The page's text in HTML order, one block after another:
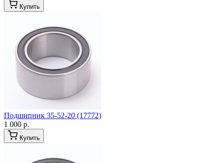
Купить
Подшипник 35-52-20 (17772)
1 000 р.
Купить